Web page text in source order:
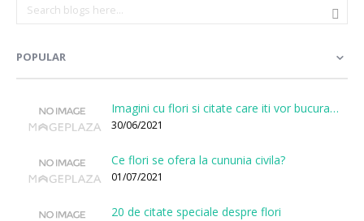
POPULAR
Imagini cu flori si citate care iti vor bucura sufletul
30/06/2021
Ce flori se ofera la cununia civila?
01/07/2021
20 de citate speciale despre flori